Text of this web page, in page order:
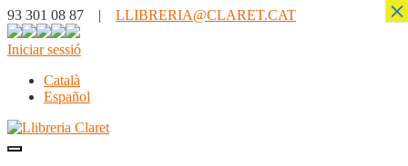
93 301 08 87 | LLIBRERIA@CLARET.CAT
Iniciar sessió
Català
Español
×